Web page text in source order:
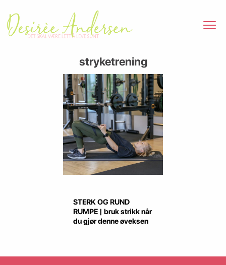
stryketrening
STERK OG RUND
RUMPE | bruk strikk når
du gjør denne øveksen